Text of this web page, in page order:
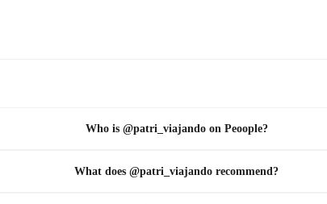
Who is @patri_viajando on Peoople?
What does @patri_viajando recommend?